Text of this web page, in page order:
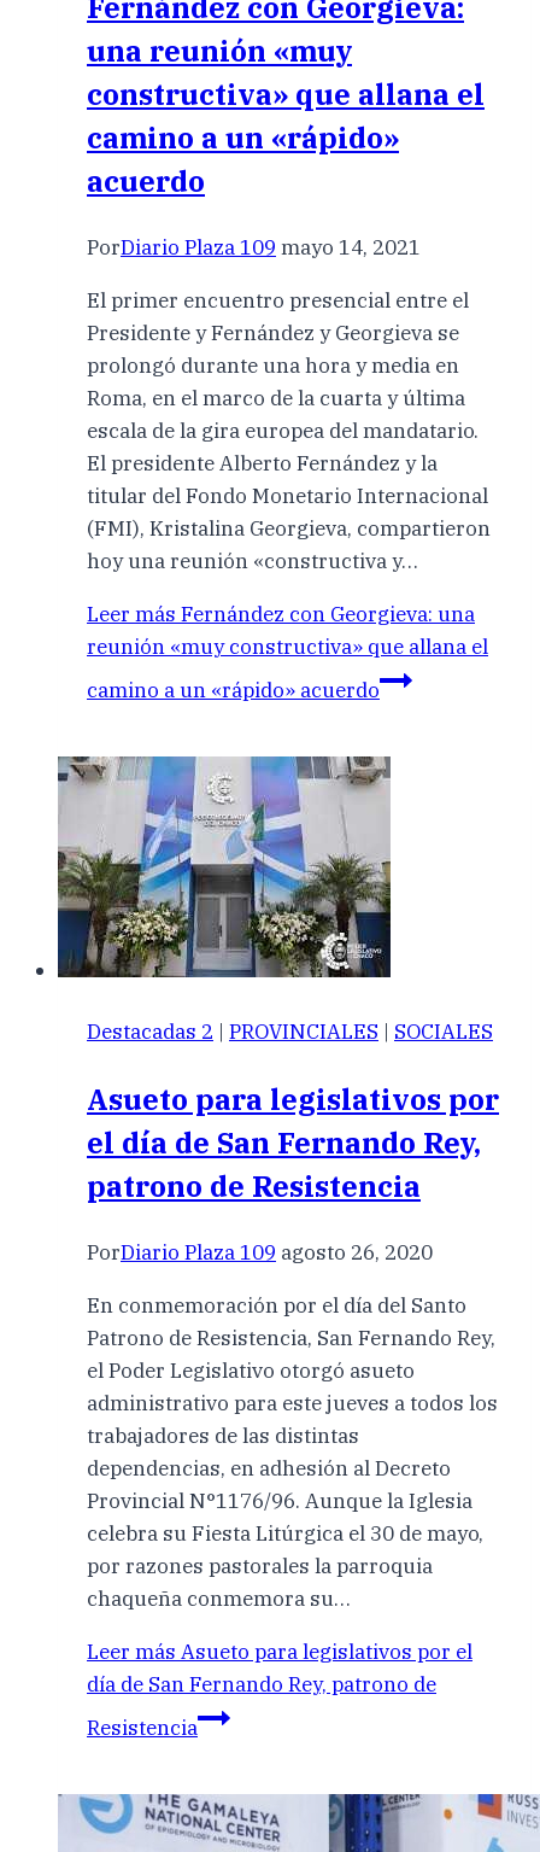
una reunión «muy
constructiva» que allana el
camino a un «rápido»
acuerdo
PorDiario Plaza 109 mayo 14, 2021
El primer encuentro presencial entre el
Presidente y Fernández y Georgieva se
prolongó durante una hora y media en
Roma, en el marco de la cuarta y última
escala de la gira europea del mandatario.
El presidente Alberto Fernández y la
titular del Fondo Monetario Internacional
(FMI), Kristalina Georgieva, compartieron
hoy una reunión «constructiva y…
Leer más Fernández con Georgieva: una
reunión «muy constructiva» que allana el
camino a un «rápido» acuerdo
Destacadas 2 | PROVINCIALES | SOCIALES
Asueto para legislativos por
el día de San Fernando Rey,
patrono de Resistencia
PorDiario Plaza 109 agosto 26, 2020
En conmemoración por el día del Santo
Patrono de Resistencia, San Fernando Rey,
el Poder Legislativo otorgó asueto
administrativo para este jueves a todos los
trabajadores de las distintas
dependencias, en adhesión al Decreto
Provincial N°1176/96. Aunque la Iglesia
celebra su Fiesta Litúrgica el 30 de mayo,
por razones pastorales la parroquia
chaqueña conmemora su…
Leer más Asueto para legislativos por el
día de San Fernando Rey, patrono de
Resistencia